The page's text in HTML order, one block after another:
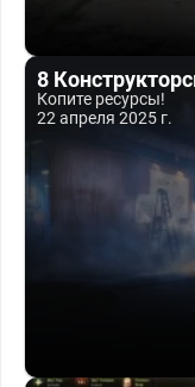
8
Копите ресурсы!
22 апреля 2025 г.